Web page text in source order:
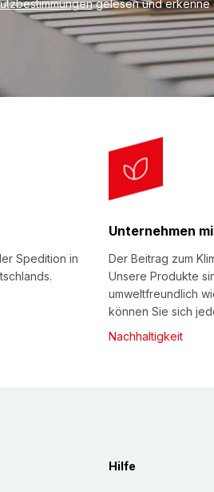
gelesen und erkenne
Spedition in
Unternehmen
Der Beitrag zum
Unsere Produkte
umweltfreundlich
können Sie sich
Nachhaltigkeit
Hilfe